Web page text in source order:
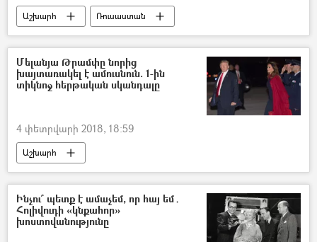
Աշխարհ Ռուսաստան
Մելանյա Թրամփը նորից
խայտառակել է ամուսնուն. 1-ին
տիկնոջ հերթական սկանդալը
4 փետրվարի 2018, 18:59
Աշխարհ
Ինչու՞ պետք է ամաչեմ, որ հայ եմ․
Հոլիվուդի «կնքահոր»
խոստովանությունը